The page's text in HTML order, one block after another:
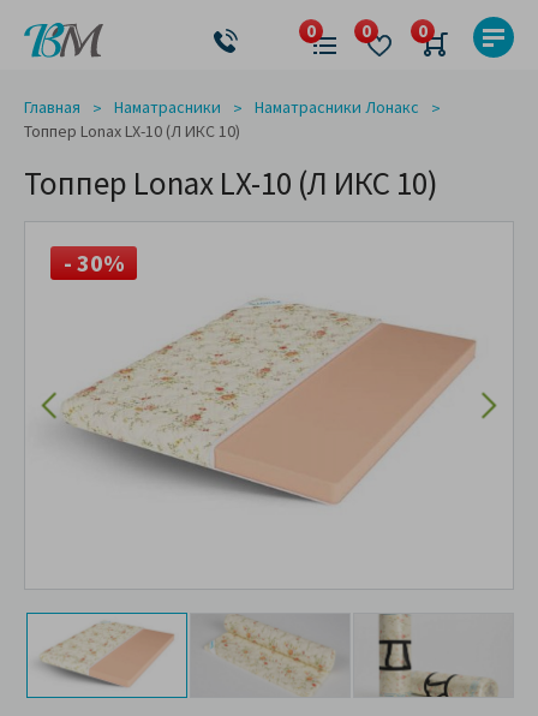
Главная Наматрасники
Наматрасники Лонакс
Топпер Lonax LX-10 (Л ИКС 10)
Топпер Lonax LX-10 (Л ИКС 10)
- 30%